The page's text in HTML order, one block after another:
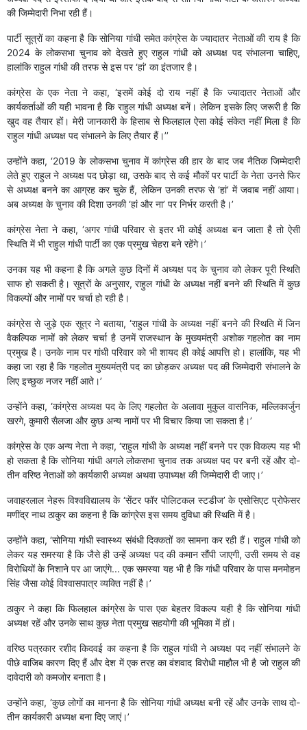
की जिम्मेदारी निभा रही हैं।
पार्टी सूत्रों का कहना है कि सोनिया गांधी समेत कांग्रेस के ज्यादातर नेताओं की राय है कि
2024 के लोकसभा चुनाव को देखते हुए राहुल गांधी को अध्यक्ष पद संभालना चाहिए,
हालांकि राहुल गांधी की तरफ से इस पर ‘हां’ का इंतजार है।
कांग्रेस के एक नेता ने कहा, ‘इसमें कोई दो राय नहीं है कि ज्यादातर नेताओं और
कार्यकर्ताओं की यही भावना है कि राहुल गांधी अध्यक्ष बनें। लेकिन इसके लिए जरूरी है कि
खुद वह तैयार हों। मेरी जानकारी के हिसाब से फिलहाल ऐसा कोई संकेत नहीं मिला है कि
राहुल गांधी अध्यक्ष पद संभालने के लिए तैयार हैं।’’
उन्होंने कहा, ‘2019 के लोकसभा चुनाव में कांग्रेस की हार के बाद जब नैतिक जिम्मेदारी
लेते हुए राहुल ने अध्यक्ष पद छोड़ा था, उसके बाद से कई मौकों पर पार्टी के नेता उनसे फिर
से अध्यक्ष बनने का आग्रह कर चुके हैं, लेकिन उनकी तरफ से ‘हां’ में जवाब नहीं आया।
अब अध्यक्ष के चुनाव की दिशा उनकी ‘हां और ना’ पर निर्भर करती है।’
कांग्रेस नेता ने कहा, ‘अगर गांधी परिवार से इतर भी कोई अध्यक्ष बन जाता है तो ऐसी
स्थिति में भी राहुल गांधी पार्टी का एक प्रमुख चेहरा बने रहेंगे।’
उनका यह भी कहना है कि अगले कुछ दिनों में अध्यक्ष पद के चुनाव को लेकर पूरी स्थिति
साफ हो सकती है। सूत्रों के अनुसार, राहुल गांधी के अध्यक्ष नहीं बनने की स्थिति में कुछ
विकल्पों और नामों पर चर्चा हो रही है।
कांग्रेस से जुड़े एक सूत्र ने बताया, ‘राहुल गांधी के अध्यक्ष नहीं बनने की स्थिति में जिन
वैकल्पिक नामों को लेकर चर्चा है उनमें राजस्थान के मुख्यमंत्री अशोक गहलोत का नाम
प्रमुख है। उनके नाम पर गांधी परिवार को भी शायद ही कोई आपत्ति हो। हालांकि, यह भी
कहा जा रहा है कि गहलोत मुख्यमंत्री पद का छोड़कर अध्यक्ष पद की जिम्मेदारी संभालने के
लिए इच्छुक नजर नहीं आते।’
उन्होंने कहा, ‘कांग्रेस अध्यक्ष पद के लिए गहलोत के अलावा मुकुल वासनिक, मल्लिकार्जुन
खरगे, कुमारी सैलजा और कुछ अन्य नामों पर भी विचार किया जा सकता है।’
कांग्रेस के एक अन्य नेता ने कहा, ‘राहुल गांधी के अध्यक्ष नहीं बनने पर एक विकल्प यह भी
हो सकता है कि सोनिया गांधी अगले लोकसभा चुनाव तक अध्यक्ष पद पर बनी रहें और दो-
तीन वरिष्ठ नेताओं को कार्यकारी अध्यक्ष अथवा उपाध्यक्ष की जिम्मेदारी दी जाए।’
जवाहरलाल नेहरू विश्वविद्यालय के ‘सेंटर फॉर पोलिटकल स्टडीज’ के एसोसिएट प्रोफेसर
मणींद्र नाथ ठाकुर का कहना है कि कांग्रेस इस समय दुविधा की स्थिति में है।
उन्होंने कहा, ‘सोनिया गांधी स्वास्थ्य संबंधी दिक्कतों का सामना कर रही हैं। राहुल गांधी को
लेकर यह समस्या है कि जैसे ही उन्हें अध्यक्ष पद की कमान सौंपी जाएगी, उसी समय से वह
विरोधियों के निशाने पर आ जाएंगे... एक समस्या यह भी है कि गांधी परिवार के पास मनमोहन
सिंह जैसा कोई विश्वासपात्र व्यक्ति नहीं है।’
ठाकुर ने कहा कि फिलहाल कांग्रेस के पास एक बेहतर विकल्प यही है कि सोनिया गांधी
अध्यक्ष रहें और उनके साथ कुछ नेता प्रमुख सहयोगी की भूमिका में हों।
वरिष्ठ पत्रकार रशीद किदवई का कहना है कि राहुल गांधी ने अध्यक्ष पद नहीं संभालने के
पीछे वाजिब कारण दिए हैं और देश में एक तरह का वंशवाद विरोधी माहौल भी है जो राहुल की
दावेदारी को कमजोर बनाता है।
उन्होंने कहा, ‘कुछ लोगों का मानना है कि सोनिया गांधी अध्यक्ष बनी रहें और उनके साथ दो-
तीन कार्यकारी अध्यक्ष बना दिए जाएं।’